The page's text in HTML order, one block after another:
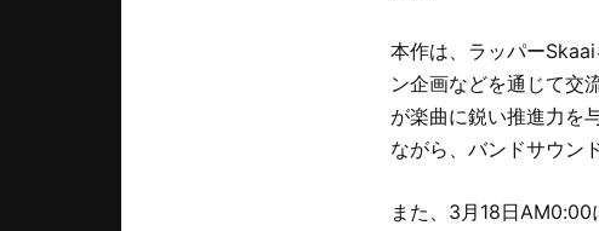
本作は、ラッパー
ン企画などを通じて交
が楽曲に鋭い推進力を
ながら、バンドサウン
また、3月18日